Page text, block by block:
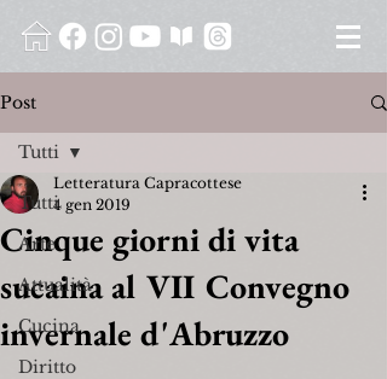
Post
Tutti
Arte
Attualità
Cucina
Diritto
Tutti
Cinque giorni di vita
sucaina al VII Convegno
invernale d'Abruzzo
Letteratura Capracottese
4 gen 2019